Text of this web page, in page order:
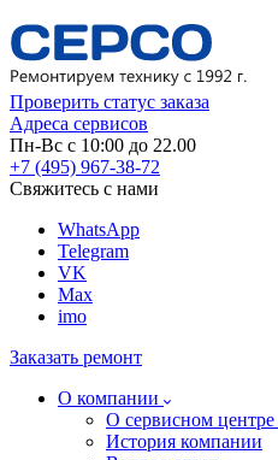
Проверить статус заказа
Адреса сервисов
Пн-Вс с 10:00 до 22.00
+7 (495) 967-38-72
Свяжитесь с нами
WhatsApp
Telegram
VK
Max
imo
Заказать ремонт
О компании
О сервисном
История компании